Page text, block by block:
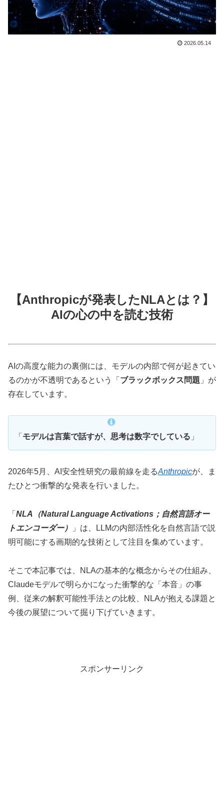
2026.05.14
【Anthropicが発表したNLAとは？】
AIの心の中を読む技術
AIの高度な能力の裏側には、モデルの内部で何が起きてい
るのかが不透明であるという「 ブラックボックス問題 」が
存在しています。
「 モデルは言葉で話すが、思考は数字でしている 」
2026年5月、AI安全性研究の最前線を走るAnthropicが、ま
たひとつ衝撃的な発表を行いました。
「 NLA（Natural Language Activations；自然言語オー
トエンコーダー）
」は、LLMの内部活性化を自然言語で説
明可能にする画期的な技術として注目を集めています。
そこで本記事では、NLAの基本的な概念からその仕組み、
Claudeモデルで明らかになった衝撃的な「本音」の事
例、従来の解釈可能性手法との比較、NLAが抱える課題と
今後の展望について掘り下げていきます。
スポンサーリンク